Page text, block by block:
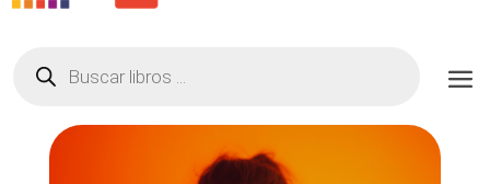
productos